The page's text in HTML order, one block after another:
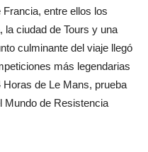
entre ellos los
la ciudad de Tours y una
culminante del viaje llegó
más legendarias
de Le Mans, prueba
Mundo de Resistencia